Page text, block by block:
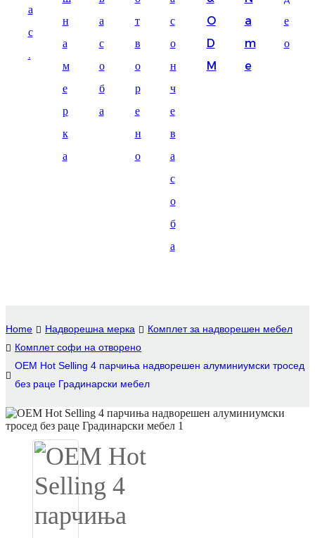
lietuvių
svenska
አማርኛ
а
с
.
н
а
м
е
р
к
а
а
с
о
б
а
т
в
о
р
е
н
о
с
о
н
ч
е
в
а
с
о
б
а
O
D
M
a
m
e
е
о
Home Надворешна мерка
Комплет за надворешен мебел
Комплет софи на отворено
OEM Hot Selling 4 парчиња надворешен алуминиумски тросед
без раце Градинарски мебел